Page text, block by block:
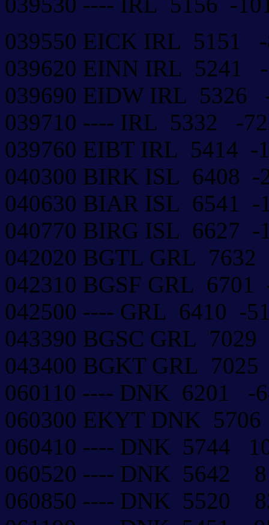
039550 EICK IRL 5151
039620 EINN IRL
039690 EIDW IRL
039710 ---- IRL 5332 -
039760 EIBT IRL 5414
040300 BIRK ISL 6408
040630 BIAR ISL 6541
040770 BIRG ISL 6627
042020 BGTL GRL
042310 BGSF GRL
042500 ---- GRL 6410 -
043390 BGSC GRL
043400 BGKT GRL
060110 ---- DNK 6201 -
060300 EKYT DNK
060410 ---- DNK 5744
060520 ---- DNK 5642
060850 ---- DNK 5520